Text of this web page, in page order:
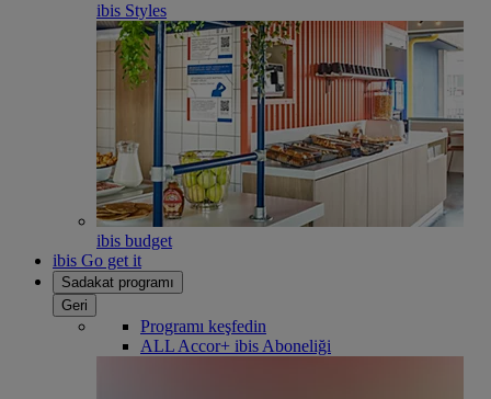
ibis Styles
ibis budget
ibis Go get it
Sadakat programı
Geri
Programı keşfedin
ALL Accor+ ibis Aboneliği